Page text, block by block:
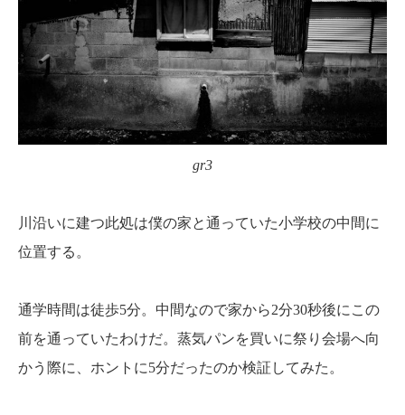
gr3
川沿いに建つ此処は僕の家と通っていた小学校の中間に
位置する。
通学時間は徒歩5分。中間なので家から2分30秒後にこの
前を通っていたわけだ。蒸気パンを買いに祭り会場へ向
かう際に、ホントに5分だったのか検証してみた。